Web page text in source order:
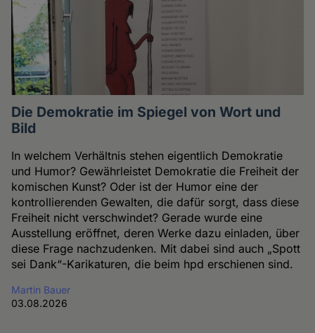
Die Demokratie im Spiegel von Wort und
Bild
In welchem Verhältnis stehen eigentlich Demokratie
und Humor? Gewährleistet Demokratie die Freiheit der
komischen Kunst? Oder ist der Humor eine der
kontrollierenden Gewalten, die dafür sorgt, dass diese
Freiheit nicht verschwindet? Gerade wurde eine
Ausstellung eröffnet, deren Werke dazu einladen, über
diese Frage nachzudenken. Mit dabei sind auch „Spott
sei Dank“-Karikaturen, die beim hpd erschienen sind.
Martin Bauer
03.08.2026